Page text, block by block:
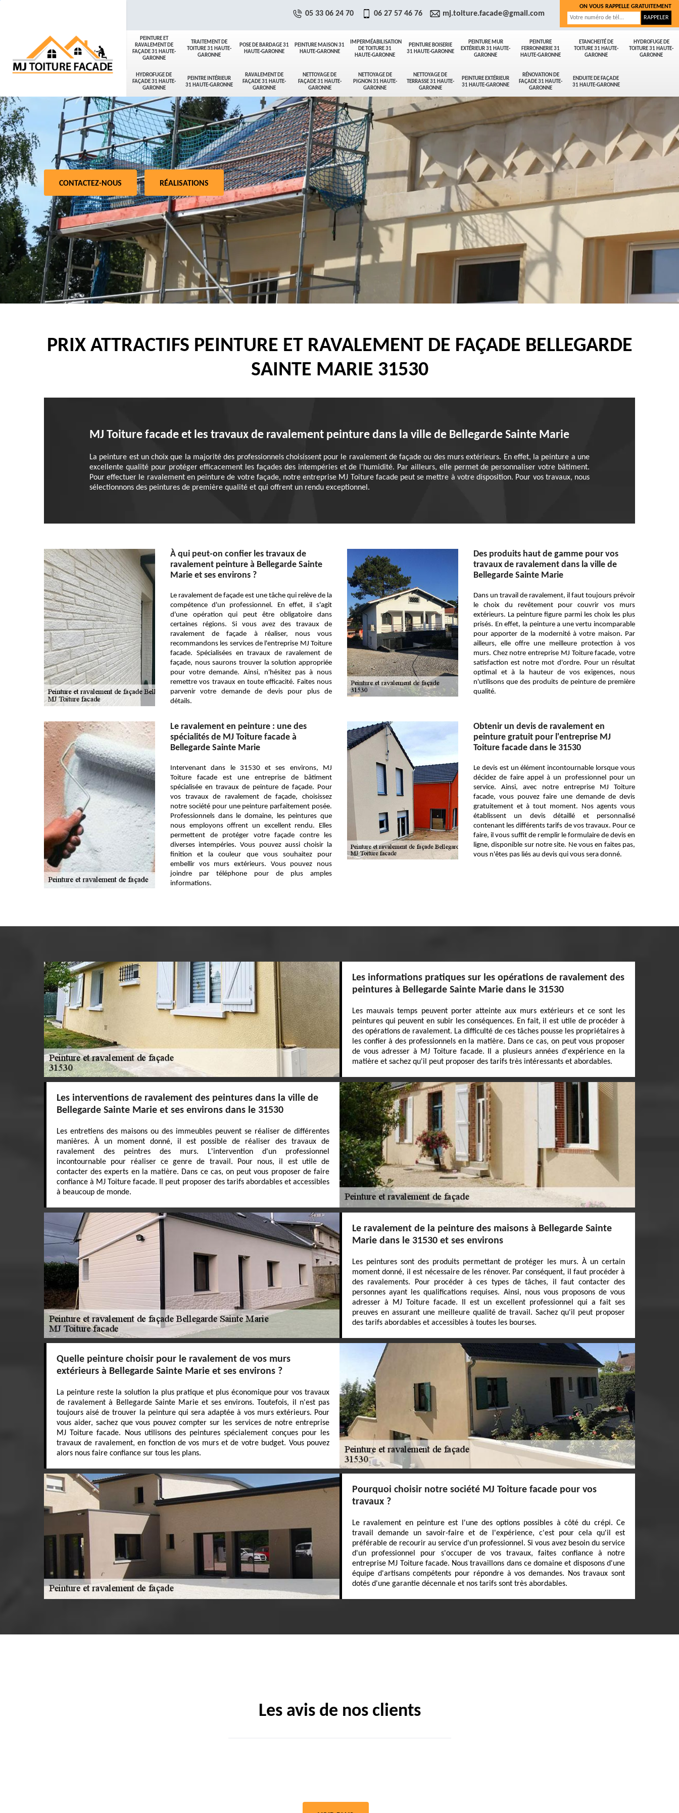
PEINTURE ET
RAVALEMENT DE
FAÇADE 31 HAUTE-
GARONNE
TRAITEMENT DE
TOITURE 31 HAUTE-
GARONNE
POSE DE BARDAGE 31
HAUTE-GARONNE
PEINTURE MAISON 31
HAUTE-GARONNE
IMPERMÉABILISATION
DE TOITURE 31
HAUTE-GARONNE
PEINTURE BOISERIE
31 HAUTE-GARONNE
PEINTURE MUR
EXTÉRIEUR 31 HAUTE-
GARONNE
PEINTURE
FERRONNERIE 31
HAUTE-GARONNE
ETANCHEITÉ DE
TOITURE 31 HAUTE-
GARONNE
HYDROFUGE DE
TOITURE 31 HAUTE-
GARONNE
HYDROFUGE DE
FAÇADE 31 HAUTE-
GARONNE
PEINTRE INTÉRIEUR
31 HAUTE-GARONNE
RAVALEMENT DE
FAÇADE 31 HAUTE-
GARONNE
NETTOYAGE DE
FAÇADE 31 HAUTE-
GARONNE
NETTOYAGE DE
PIGNON 31 HAUTE-
GARONNE
NETTOYAGE DE
TERRASSE 31 HAUTE-
GARONNE
PEINTURE EXTÉRIEUR
31 HAUTE-GARONNE
RÉNOVATION DE
FAÇADE 31 HAUTE-
GARONNE
ENDUITE DE FAÇADE
31 HAUTE-GARONNE
05 33 06 24 70 06 27 57 46 76 mj.toiture.facade@gmail.com
ON VOUS RAPPELLE GRATUITEMENT
CONTACTEZ-NOUS RÉALISATIONS
PRIX ATTRACTIFS PEINTURE ET RAVALEMENT DE FAÇADE BELLEGARDE
SAINTE MARIE 31530
MJ Toiture facade et les travaux de ravalement peinture dans la ville de Bellegarde Sainte Marie
La peinture est un choix que la majorité des professionnels choisissent pour le ravalement de façade ou des murs extérieurs. En effet, la peinture a une
excellente qualité pour protéger efficacement les façades des intempéries et de l'humidité. Par ailleurs, elle permet de personnaliser votre bâtiment.
Pour effectuer le ravalement en peinture de votre façade, notre entreprise MJ Toiture facade peut se mettre à votre disposition. Pour vos travaux, nous
sélectionnons des peintures de première qualité et qui offrent un rendu exceptionnel.
À qui peut-on confier les travaux de
ravalement peinture à Bellegarde Sainte
Marie et ses environs ?
Le ravalement de façade est une tâche qui relève de la
compétence d'un professionnel. En effet, il s'agit
d'une opération qui peut être obligatoire dans
certaines régions. Si vous avez des travaux de
ravalement de façade à réaliser, nous vous
recommandons les services de l'entreprise MJ Toiture
facade. Spécialisées en travaux de ravalement de
façade, nous saurons trouver la solution appropriée
pour votre demande. Ainsi, n'hésitez pas à nous
remettre vos travaux en toute efficacité. Faites nous
parvenir votre demande de devis pour plus de
détails.
Des produits haut de gamme pour vos
travaux de ravalement dans la ville de
Bellegarde Sainte Marie
Dans un travail de ravalement, il faut toujours prévoir
le choix du revêtement pour couvrir vos murs
extérieurs. La peinture figure parmi les choix les plus
prisés. En effet, la peinture a une vertu incomparable
pour apporter de la modernité à votre maison. Par
ailleurs, elle offre une meilleure protection à vos
murs. Chez notre entreprise MJ Toiture facade, votre
satisfaction est notre mot d'ordre. Pour un résultat
optimal et à la hauteur de vos exigences, nous
n'utilisons que des produits de peinture de première
qualité.
Le ravalement en peinture : une des
spécialités de MJ Toiture facade à
Bellegarde Sainte Marie
Intervenant dans le 31530 et ses environs, MJ
Toiture facade est une entreprise de bâtiment
spécialisée en travaux de peinture de façade. Pour
vos travaux de ravalement de façade, choisissez
notre société pour une peinture parfaitement posée.
Professionnels dans le domaine, les peintures que
nous employons offrent un excellent rendu. Elles
permettent de protéger votre façade contre les
diverses intempéries. Vous pouvez aussi choisir la
finition et la couleur que vous souhaitez pour
embellir vos murs extérieurs. Vous pouvez nous
joindre par téléphone pour de plus amples
informations.
Obtenir un devis de ravalement en
peinture gratuit pour l'entreprise MJ
Toiture facade dans le 31530
Le devis est un élément incontournable lorsque vous
décidez de faire appel à un professionnel pour un
service. Ainsi, avec notre entreprise MJ Toiture
facade, vous pouvez faire une demande de devis
gratuitement et à tout moment. Nos agents vous
établissent un devis détaillé et personnalisé
contenant les différents tarifs de vos travaux. Pour ce
faire, il vous suffit de remplir le formulaire de devis en
ligne, disponible sur notre site. Ne vous en faites pas,
vous n'êtes pas liés au devis qui vous sera donné.
Les informations pratiques sur les opérations de ravalement des
peintures à Bellegarde Sainte Marie dans le 31530
Les mauvais temps peuvent porter atteinte aux murs extérieurs et ce sont les
peintures qui peuvent en subir les conséquences. En fait, il est utile de procéder à
des opérations de ravalement. La difficulté de ces tâches pousse les propriétaires à
les confier à des professionnels en la matière. Dans ce cas, on peut vous proposer
de vous adresser à MJ Toiture facade. Il a plusieurs années d'expérience en la
matière et sachez qu'il peut proposer des tarifs très intéressants et abordables.
Les interventions de ravalement des peintures dans la ville de
Bellegarde Sainte Marie et ses environs dans le 31530
Les entretiens des maisons ou des immeubles peuvent se réaliser de différentes
manières. À un moment donné, il est possible de réaliser des travaux de
ravalement des peintres des murs. L'intervention d'un professionnel
incontournable pour réaliser ce genre de travail. Pour nous, il est utile de
contacter des experts en la matière. Dans ce cas, on peut vous proposer de faire
confiance à MJ Toiture facade. Il peut proposer des tarifs abordables et accessibles
à beaucoup de monde.
Le ravalement de la peinture des maisons à Bellegarde Sainte
Marie dans le 31530 et ses environs
Les peintures sont des produits permettant de protéger les murs. À un certain
moment donné, il est nécessaire de les rénover. Par conséquent, il faut procéder à
des ravalements. Pour procéder à ces types de tâches, il faut contacter des
personnes ayant les qualifications requises. Ainsi, nous vous proposons de vous
adresser à MJ Toiture facade. Il est un excellent professionnel qui a fait ses
preuves en assurant une meilleure qualité de travail. Sachez qu'il peut proposer
des tarifs abordables et accessibles à toutes les bourses.
Quelle peinture choisir pour le ravalement de vos murs
extérieurs à Bellegarde Sainte Marie et ses environs ?
La peinture reste la solution la plus pratique et plus économique pour vos travaux
de ravalement à Bellegarde Sainte Marie et ses environs. Toutefois, il n'est pas
toujours aisé de trouver la peinture qui sera adaptée à vos murs extérieurs. Pour
vous aider, sachez que vous pouvez compter sur les services de notre entreprise
MJ Toiture facade. Nous utilisons des peintures spécialement conçues pour les
travaux de ravalement, en fonction de vos murs et de votre budget. Vous pouvez
alors nous faire confiance sur tous les plans.
Pourquoi choisir notre société MJ Toiture facade pour vos
travaux ?
Le ravalement en peinture est l'une des options possibles à côté du crépi. Ce
travail demande un savoir-faire et de l'expérience, c'est pour cela qu'il est
préférable de recourir au service d'un professionnel. Si vous avez besoin du service
d'un professionnel pour s'occuper de vos travaux, faites confiance à notre
entreprise MJ Toiture facade. Nous travaillons dans ce domaine et disposons d'une
équipe d'artisans compétents pour répondre à vos demandes. Nos travaux sont
dotés d'une garantie décennale et nos tarifs sont très abordables.
Les avis de nos clients